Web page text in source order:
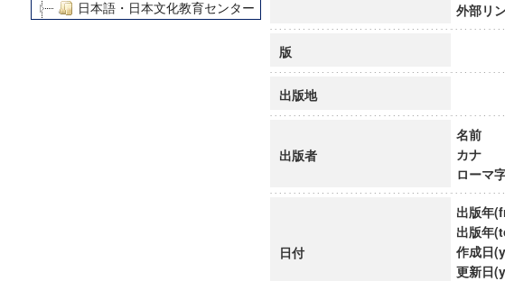
日本語・日本文化教育センター
デジタルメディア・コンテンツ統合研究センター
グローバルリサーチインスティテュート
慶應義塾大学グローバルCOEプログラム市民社会ガバナンス教育研究センタ
博士課程教育リーディングプログラム「超成熟社会発展のサイエンス」
外部リ
版
出版地
出版者
名前
カナ
ローマ
日付
出版年
出版年
作成日
更新日